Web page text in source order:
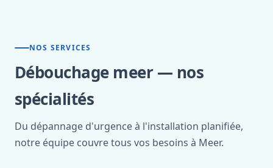
NOS SERVICES
Débouchage meer — nos
spécialités
Du dépannage d'urgence à l'installation planifiée,
notre équipe couvre tous vos besoins à Meer.